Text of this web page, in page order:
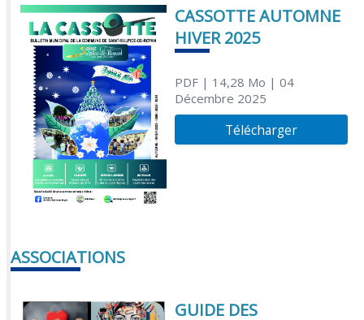
CASSOTTE AUTOMNE
HIVER 2025
PDF| 14,28 Mo | 04
Décembre 2025
Télécharger
ASSOCIATIONS
GUIDE DES